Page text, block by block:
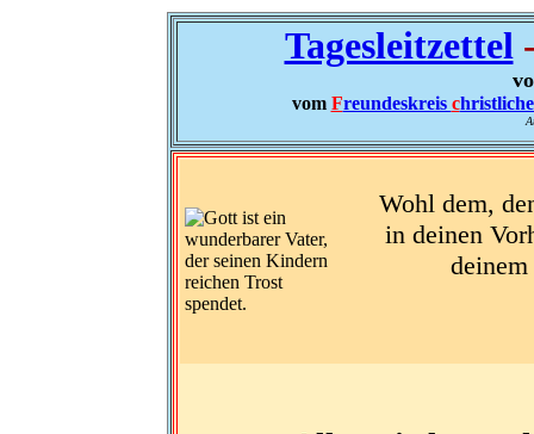
Tagesleitzettel
vom Freundeskreis c
Wohl dem,
in deinen